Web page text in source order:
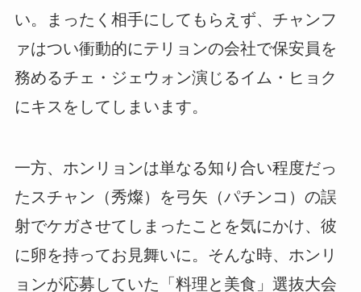
い。まったく相手にしてもらえず、チャンフ
ァはつい衝動的にテリョンの会社で保安員を
務めるチェ・ジェウォン演じるイム・ヒョク
にキスをしてしまいます。
一方、ホンリョンは単なる知り合い程度だっ
たスチャン（秀燦）を弓矢（パチンコ）の誤
射でケガさせてしまったことを気にかけ、彼
に卵を持ってお見舞いに。そんな時、ホンリ
ョンが応募していた「料理と美食」選抜大会